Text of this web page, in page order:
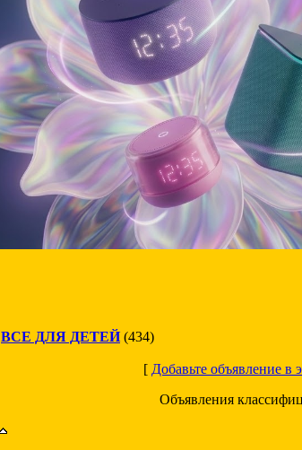
ВСЕ ДЛЯ ДЕТЕЙ(434)
[ Добавьте объявление в
Объявления